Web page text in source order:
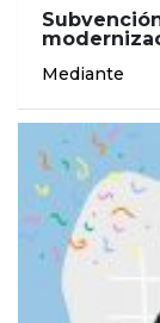
Mediante